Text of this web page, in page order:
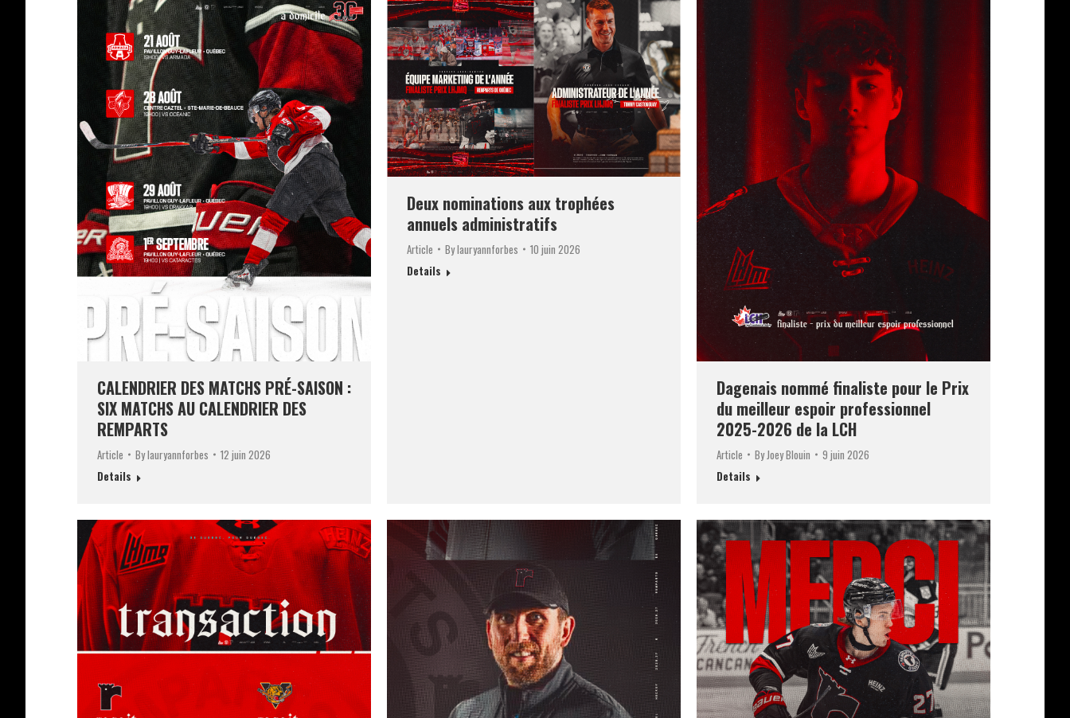
CALENDRIER DES MATCHS PRÉ-SAISON :
SIX MATCHS AU CALENDRIER DES
REMPARTS
Article Bylauryannforbes
12 juin 2026
Details
Deux nominations aux trophées
annuels administratifs
Article Bylauryannforbes
10 juin 2026
Details
Dagenais nommé finaliste pour le Prix
du meilleur espoir professionnel
2025-2026 de la LCH
Article ByJoey Blouin
9 juin 2026
Details